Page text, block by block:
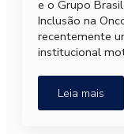
e o Grupo
Inclusão na
recentemente
institucional
Leia mais